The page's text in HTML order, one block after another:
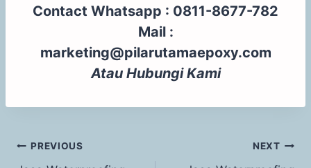
Contact Whatsapp : 0811-8677-782
Mail :
marketing@pilarutamaepoxy.com
Atau Hubungi Kami
PREVIOUS NEXT